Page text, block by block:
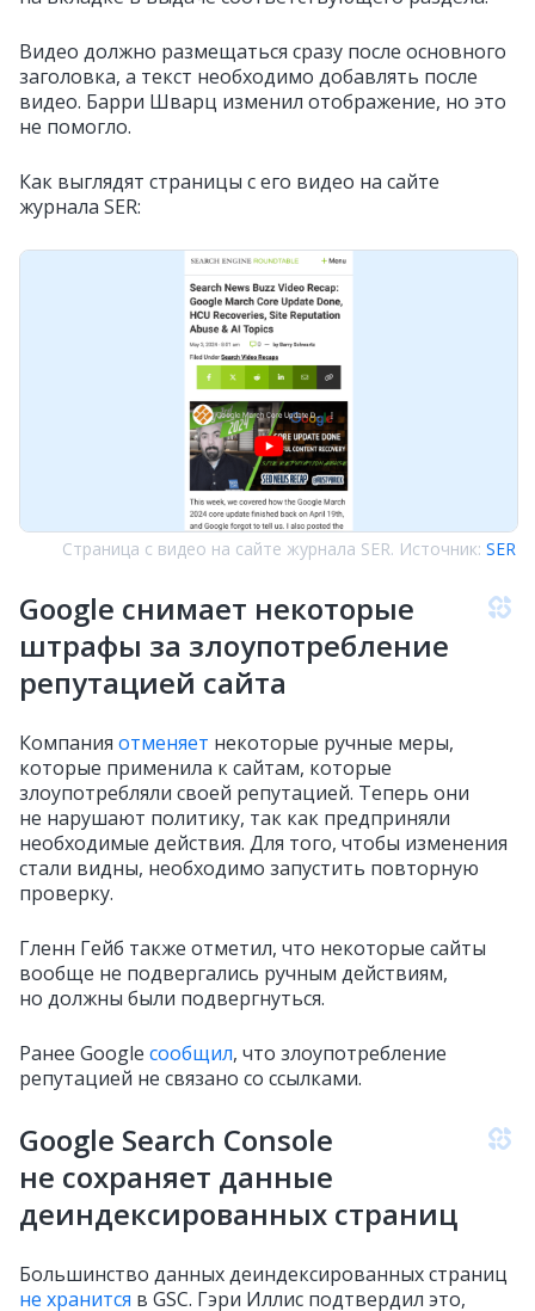
Видео должно размещаться сразу после основного
заголовка, а текст необходимо добавлять после
видео. Барри Шварц изменил отображение, но это
не помогло.
Как выглядят страницы с его видео на сайте
журнала SER:
Страница с видео на сайте журнала SER. Источник: SER
Google снимает некоторые
штрафы за злоупотребление
репутацией сайта
Компания отменяет некоторые ручные меры,
которые применила к сайтам, которые
злоупотребляли своей репутацией. Теперь они
не нарушают политику, так как предприняли
необходимые действия. Для того, чтобы изменения
стали видны, необходимо запустить повторную
проверку.
Гленн Гейб также отметил, что некоторые сайты
вообще не подвергались ручным действиям,
но должны были подвергнуться.
Ранее Google сообщил, что злоупотребление
репутацией не связано со ссылками.
Google Search Console
не сохраняет данные
деиндексированных страниц
Большинство данных деиндексированных страниц
не хранится в GSC. Гэри Иллис подтвердил это,